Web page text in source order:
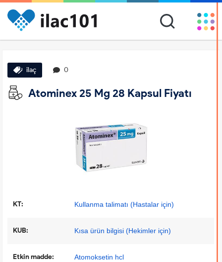
ilaç 0
Atominex 25 Mg 28 Kapsul Fiyatı
KT: Kullanma talimatı (Hastalar için)
KUB: Kısa ürün bilgisi (Hekimler için)
Etkin madde: Atomoksetin hcl